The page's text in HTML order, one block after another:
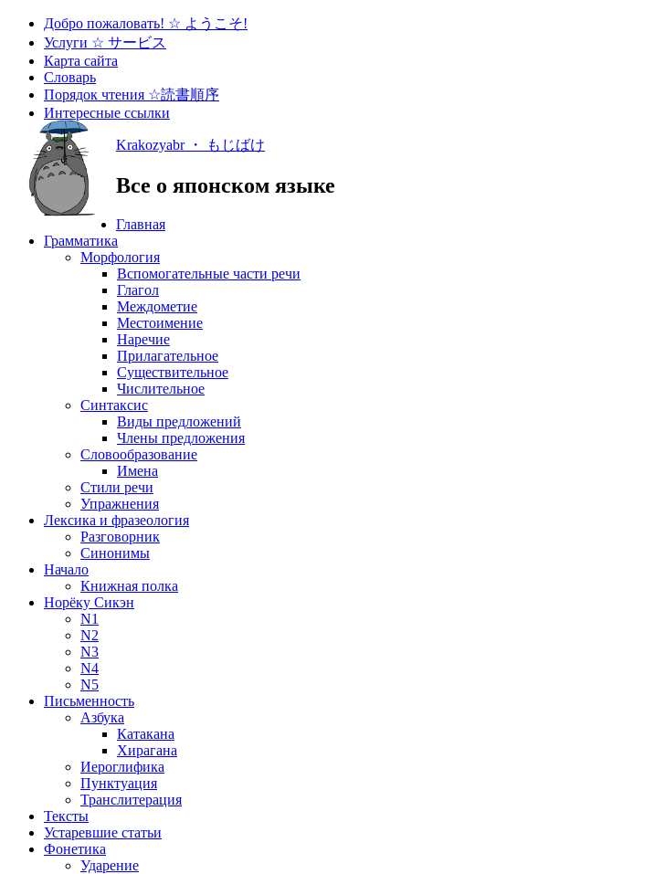
Добро пожаловать! ☆ ようこそ!
Услуги ☆ サービス
Карта сайта
Словарь
Порядок чтения ☆読書順序
Интересные ссылки
Krakozyabr ・ もじばけ
Все о японском языке
Главная
Грамматика
Морфология
Вспомогательные части речи
Глагол
Междометие
Местоимение
Наречие
Прилагательное
Существительное
Числительное
Синтаксис
Виды предложений
Члены предложения
Словообразование
Имена
Стили речи
Упражнения
Лексика и фразеология
Разговорник
Синонимы
Начало
Книжная полка
Норёку Сикэн
N1
N2
N3
N4
N5
Письменность
Азбука
Катакана
Хирагана
Иероглифика
Пунктуация
Транслитерация
Тексты
Устаревшие статьи
Фонетика
Ударение